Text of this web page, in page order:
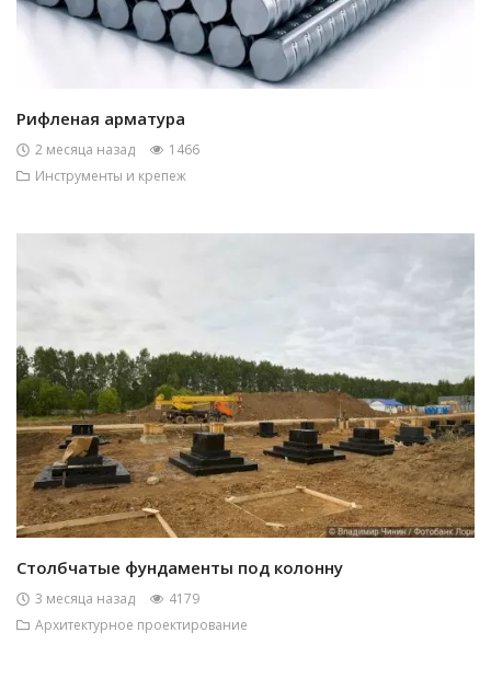
Рифленая арматура
2 месяца назад
1466
Инструменты и крепеж
Столбчатые фундаменты под колонну
3 месяца назад
4179
Архитектурное проектирование